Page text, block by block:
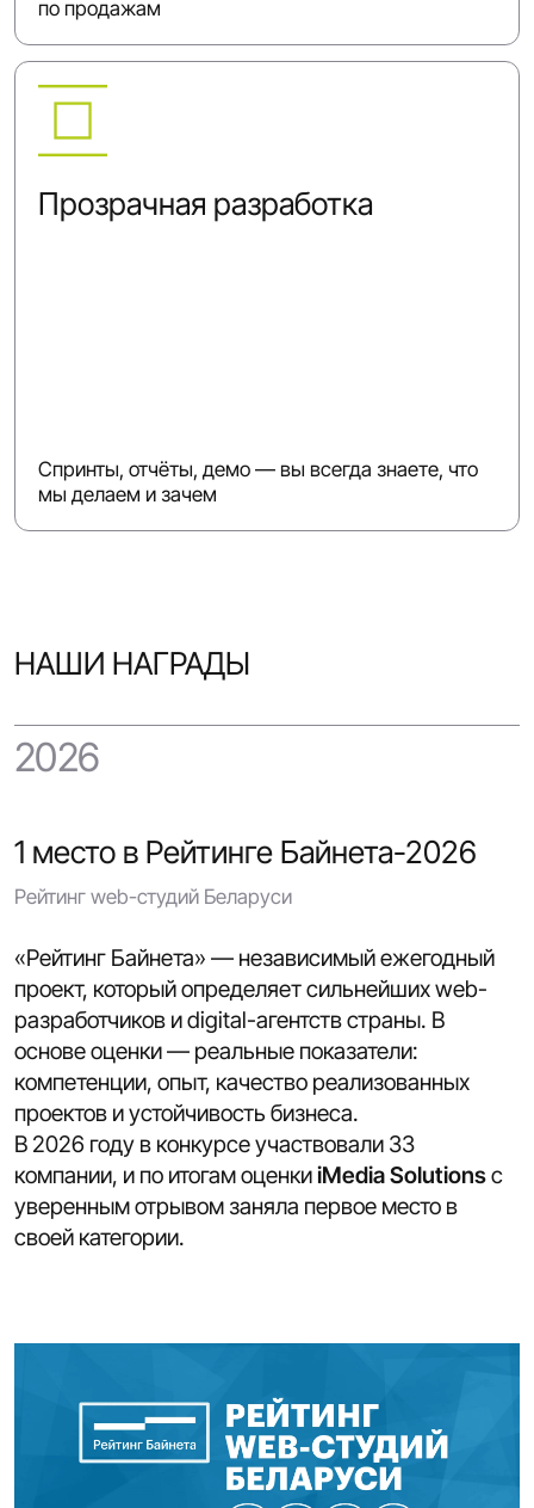
по продажам
Прозрачная разработка
Спринты, отчёты, демо — вы всегда знаете, что
мы делаем и зачем
НАШИ НАГРАДЫ
2026
1 место в Рейтинге Байнета-2026
Рейтинг web-студий Беларуси
«Рейтинг Байнета» — независимый ежегодный
проект, который определяет сильнейших web-
разработчиков и digital-агентств страны. В
основе оценки — реальные показатели:
компетенции, опыт, качество реализованных
проектов и устойчивость бизнеса.
В 2026 году в конкурсе участвовали 33
компании, и по итогам оценкиiMedia Solutionsс
уверенным отрывом заняла первое место в
своей категории.